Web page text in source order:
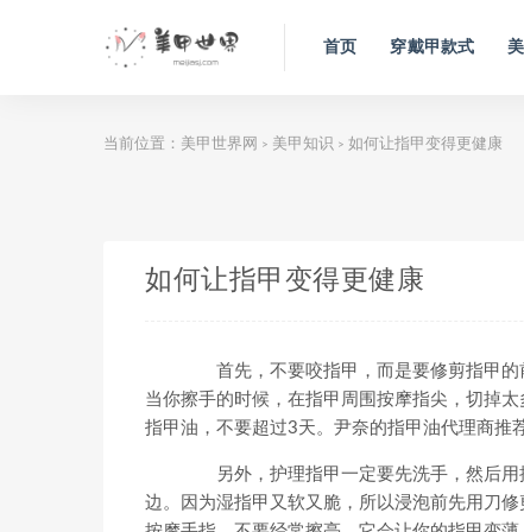
首页 穿戴甲款式
当前位置： 美甲世界网 > 美甲知识 > 如何让指甲变得更健康
如何让指甲变得更健康
首先，不要咬指甲，而是要修剪指甲的
当你擦手的时候，在指甲周围按摩指尖，切掉
指甲油，不要超过3天。尹奈的指甲油代理商推
另外，护理指甲一定要先洗手，然后用
边。因为湿指甲又软又脆，所以浸泡前先用刀